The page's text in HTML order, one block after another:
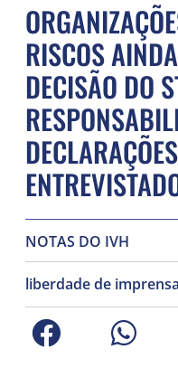
RISCOS
DECISÃO DO
NOTAS DO IVH
liberdade de imprensa